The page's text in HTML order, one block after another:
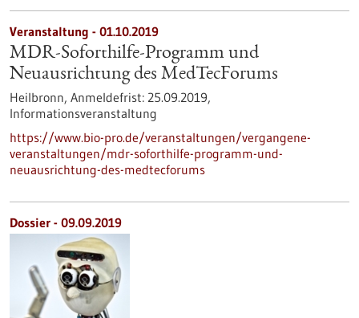
Veranstaltung - 01.10.2019
MDR-Soforthilfe-Programm und
Neuausrichtung des MedTecForums
Heilbronn, Anmeldefrist: 25.09.2019,
Informationsveranstaltung
https://www.bio-pro.de/veranstaltungen/vergangene-
veranstaltungen/mdr-soforthilfe-programm-und-
neuausrichtung-des-medtecforums
Dossier - 09.09.2019